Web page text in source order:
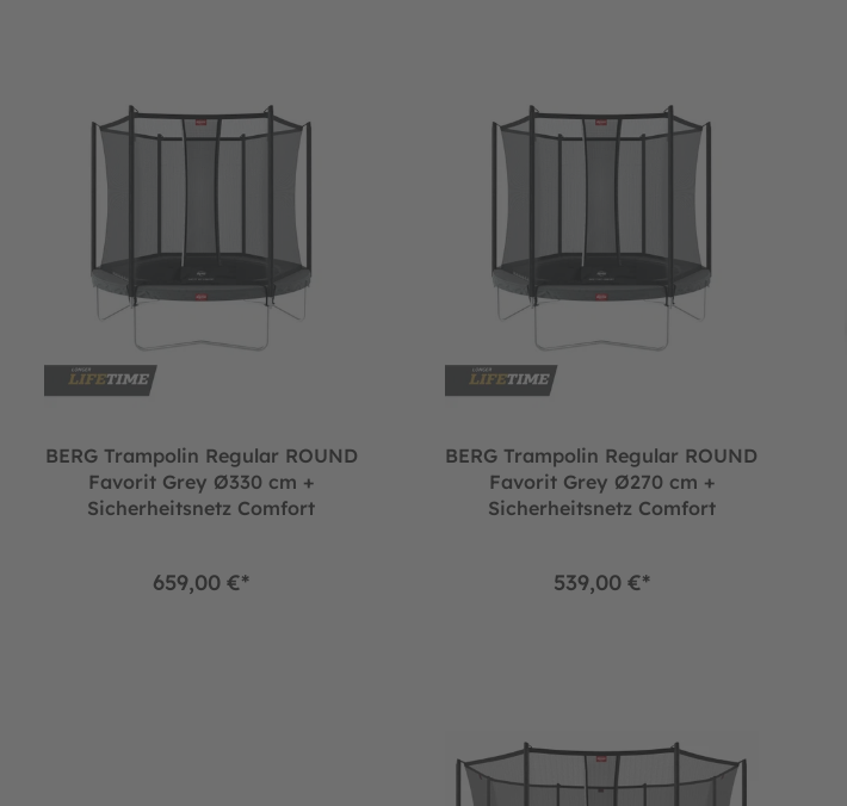
BERG Trampolin Regular ROUND
Favorit Grey Ø330 cm +
Sicherheitsnetz Comfort
659,00 €*
BERG Trampolin Regular ROUND
Favorit Grey Ø270 cm +
Sicherheitsnetz Comfort
539,00 €*